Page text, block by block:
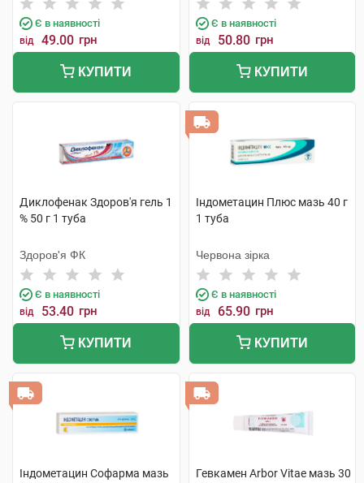
Є в наявності
від 49.00 грн
КУПИТИ
Є в наявності
від 50.80 грн
КУПИТИ
Диклофенак Здоров'я гель 1
% 50 г 1 туба
Здоров'я ФК
Є в наявності
від 53.40 грн
КУПИТИ
Індометацин Плюс мазь 40 г
1 туба
Червона зірка
Є в наявності
від 65.90 грн
КУПИТИ
Індометацин Софарма мазь
Гевкамен Arbor Vitae мазь 30